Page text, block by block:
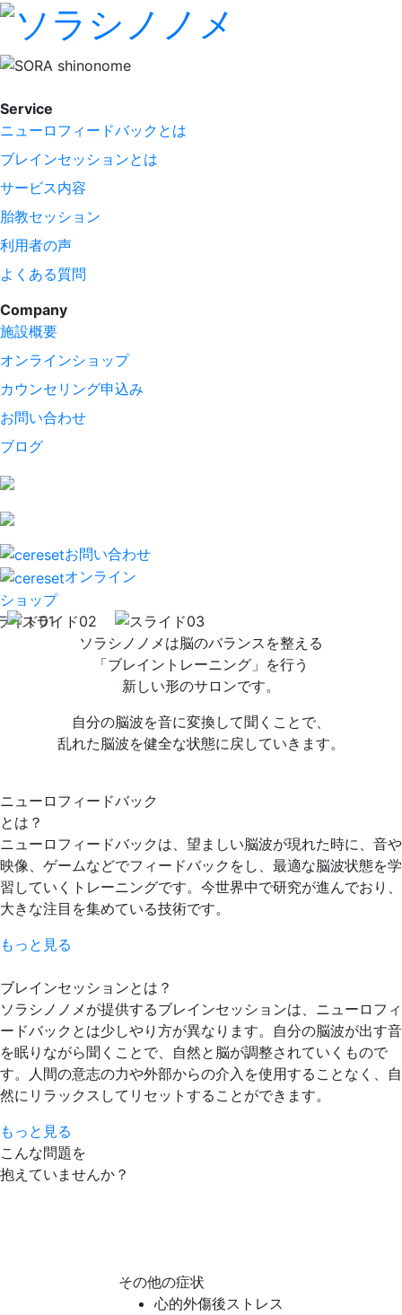
Service
ニューロフィードバックとは
ブレインセッションとは
サービス内容
胎教セッション
利用者の声
よくある質問
Company
施設概要
オンラインショップ
カウンセリング申込み
お問い合わせ
ブログ
お問い合わせ
オンライン
ショップ
ソラシノノメは脳のバランスを整える
「ブレイントレーニング」を行う
新しい形のサロンです。
自分の脳波を音に変換して聞くことで、
乱れた脳波を健全な状態に戻していきます。
ニューロフィードバック
とは？
ニューロフィードバックは、望ましい脳波が現れた時に、音や
映像、ゲームなどでフィードバックをし、最適な脳波状態を学
習していくトレーニングです。今世界中で研究が進んでおり、
大きな注目を集めている技術です。
もっと見る
ブレインセッションとは？
ソラシノノメが提供するブレインセッションは、ニューロフィ
ードバックとは少しやり方が異なります。自分の脳波が出す音
を眠りながら聞くことで、自然と脳が調整されていくもので
す。人間の意志の力や外部からの介入を使用することなく、自
然にリラックスしてリセットすることができます。
もっと見る
こんな問題を
抱えていませんか？
その他の症状
心的外傷後ストレス